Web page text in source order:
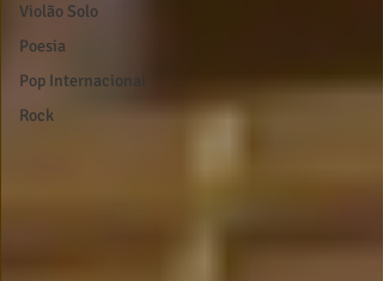
Violão Solo
Poesia
Pop Internacional
Rock